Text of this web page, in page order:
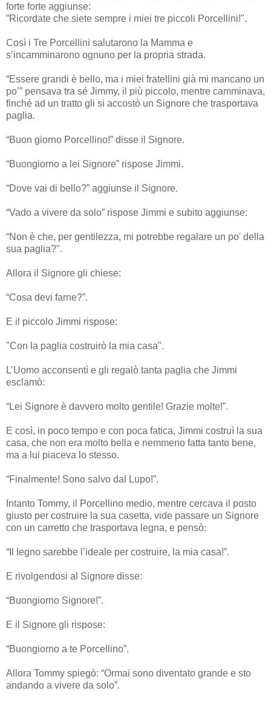
forte forte aggiunse:
”Ricordate che siete sempre i miei tre piccoli Porcellini!".
Così i Tre Porcellini salutarono la Mamma e
s’incamminarono ognuno per la propria strada.
“Essere grandi è bello, ma i miei fratellini già mi mancano un
po’” pensava tra sé Jimmy, il più piccolo, mentre camminava,
finché ad un tratto gli si accostò un Signore che trasportava
paglia.
“Buon giorno Porcellino!” disse il Signore.
“Buongiorno a lei Signore” rispose Jimmi.
“Dove vai di bello?” aggiunse il Signore.
“Vado a vivere da solo” rispose Jimmi e subito aggiunse:
“Non è che, per gentilezza, mi potrebbe regalare un po' della
sua paglia?".
Allora il Signore gli chiese:
“Cosa devi farne?”.
E il piccolo Jimmi rispose:
"Con la paglia costruirò la mia casa".
L’Uomo acconsentì e gli regalò tanta paglia che Jimmi
esclamò:
“Lei Signore è davvero molto gentile! Grazie molte!”.
E così, in poco tempo e con poca fatica, Jimmi costruì la sua
casa, che non era molto bella e nemmeno fatta tanto bene,
ma a lui piaceva lo stesso.
“Finalmente! Sono salvo dal Lupo!”.
Intanto Tommy, il Porcellino medio, mentre cercava il posto
giusto per costruire la sua casetta, vide passare un Signore
con un carretto che trasportava legna, e pensò:
“Il legno sarebbe l’ideale per costruire, la mia casa!”.
E rivolgendosi al Signore disse:
“Buongiorno Signore!”.
E il Signore gli rispose:
“Buongiorno a te Porcellino”.
Allora Tommy spiegò: “Ormai sono diventato grande e sto
andando a vivere da solo”.